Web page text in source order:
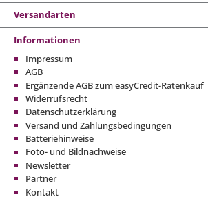
Versandarten
Informationen
Impressum
AGB
Ergänzende AGB zum easyCredit-Ratenkauf
Widerrufsrecht
Datenschutzerklärung
Versand und Zahlungsbedingungen
Batteriehinweise
Foto- und Bildnachweise
Newsletter
Partner
Kontakt